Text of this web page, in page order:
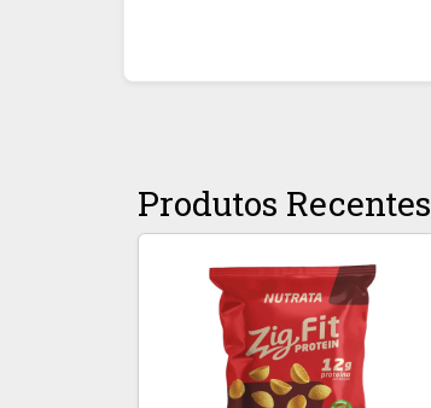
Produtos Recentes